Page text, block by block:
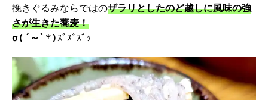
挽きぐるみならではのザラリとしたのど越しに風味の強
さが生きた蕎麦！
σ(´～`*) ｽﾞｽﾞｽﾞｯ